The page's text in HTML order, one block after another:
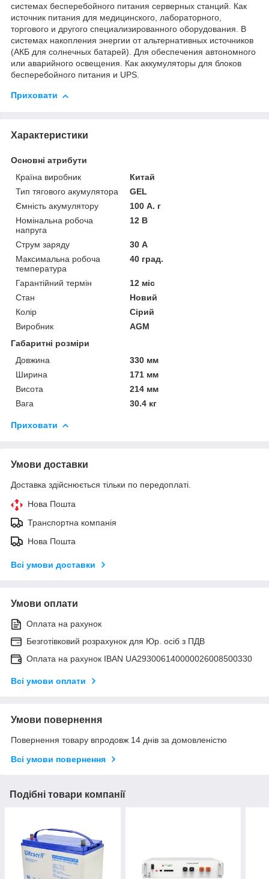
системах бесперебойного питания серверных станций. Как
источник питания для медицинского, лабораторного,
торгового и другого специализированного оборудования. В
системах накопления энергии от альтернативных источников
(АКБ для солнечных батарей). Для обеспечения автономного
или аварийного освещения. Как аккумуляторы для блоков
бесперебойного питания и UPS.
Приховати
Характеристики
Основні атрибути
Країна виробник
Китай
Тип тягового акумулятора
GEL
Ємність акумулятору
100 А. г
Номінальна робоча
напруга
12 В
Струм заряду
30 А
Максимальна робоча
температура
40 град.
Гарантійний термін
12 міс
Стан
Новий
Колір
Сірий
Виробник
AGM
Габаритні розміри
Довжина
330 мм
Ширина
171 мм
Висота
214 мм
Вага
30.4 кг
Приховати
Умови доставки
Доставка здійснюється тільки по передоплаті.
Нова Пошта
Транспортна компанія
Нова Пошта
Всі умови доставки
Умови оплати
Оплата на рахунок
Безготівковий розрахунок для Юр. осіб з ПДВ
Оплата на рахунок IBAN UA293006140000026008500330
Всі умови оплати
Умови повернення
Повернення товару впродовж 14 днів за домовленістю
Всі умови повернення
Подібні товари компанії